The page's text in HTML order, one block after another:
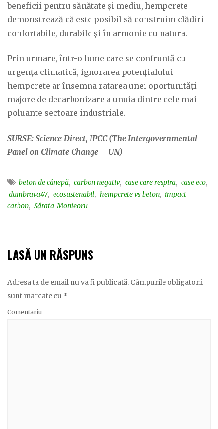
beneficii pentru sănătate și mediu, hempcrete
demonstrează că este posibil să construim clădiri
confortabile, durabile și în armonie cu natura.
Prin urmare, într-o lume care se confruntă cu
urgența climatică, ignorarea potențialului
hempcrete ar însemna ratarea unei oportunități
majore de decarbonizare a unuia dintre cele mai
poluante sectoare industriale.
SURSE: Science Direct, IPCC (The Intergovernmental
Panel on Climate Change – UN)
beton de cânepă, carbon negativ, case care respira, case eco,
dumbrava47, ecosustenabil, hempcrete vs beton, impact
carbon, Sărata-Monteoru
LASĂ UN RĂSPUNS
Adresa ta de email nu va fi publicată. Câmpurile obligatorii
sunt marcate cu *
Comentariu